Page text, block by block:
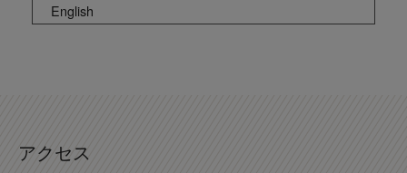
English
アクセス